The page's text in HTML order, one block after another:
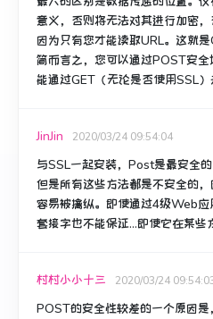
意义，否则将无法对其进行加密，
因为只有您才能读取URL。 这就是
简而言之，您可以通过POST安
能通过GET（无论是否使用SSL）
JinJin 2020/03/24 09:54:04
与SSL一起安装，Post是最安全
但是所有这些方法都是不安全的
容易被擒纵。 即使通过4级Web应
套接字也不能保证...即使它在某些
村村小小十三 2020/03/24
POST的安全性较差的一个原因是，